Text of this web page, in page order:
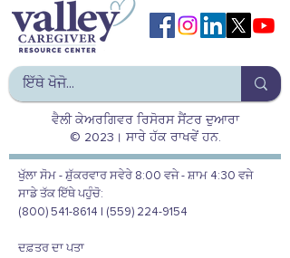
ਵੈਲੀ ਕੇਅਰਗਿਵਰ ਰਿਸੋਰਸ ਸੈਂਟਰ ਦੁਆਰਾ
© 2023। ਸਾਰੇ ਹੱਕ ਰਾਖਵੇਂ ਹਨ.
ਖੁੱਲਾ ਸੋਮ - ਸ਼ੁੱਕਰਵਾਰ ਸਵੇਰੇ 8:00 ਵਜੇ - ਸ਼ਾਮ 4:30 ਵਜੇ
ਸਾਡੇ ਤੱਕ ਇੱਥੇ ਪਹੁੰਚੋ:
(800) 541-8614 | (559) 224-9154
ਦਫ਼ਤਰ ਦਾ ਪਤਾ